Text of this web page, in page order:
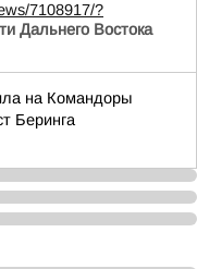
7108917/?
Дальнего Востока
на Командоры
Беринга